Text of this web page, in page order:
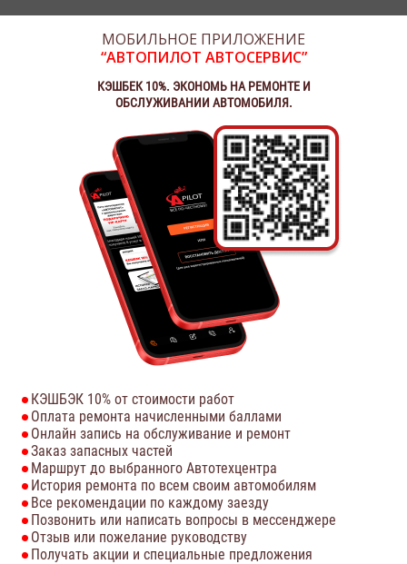
МОБИЛЬНОЕ ПРИЛОЖЕНИЕ
“АВТОПИЛОТ АВТОСЕРВИС”
КЭШБЕК 10%. ЭКОНОМЬ НА РЕМОНТЕ И
ОБСЛУЖИВАНИИ АВТОМОБИЛЯ.
КЭШБЭК 10% от стоимости работ
Оплата ремонта начисленными баллами
Онлайн запись на обслуживание и ремонт
Заказ запасных частей
Маршрут до выбранного Автотехцентра
История ремонта по всем своим автомобилям
Все рекомендации по каждому заезду
Позвонить или написать вопросы в мессенджере
Отзыв или пожелание руководству
Получать акции и специальные предложения